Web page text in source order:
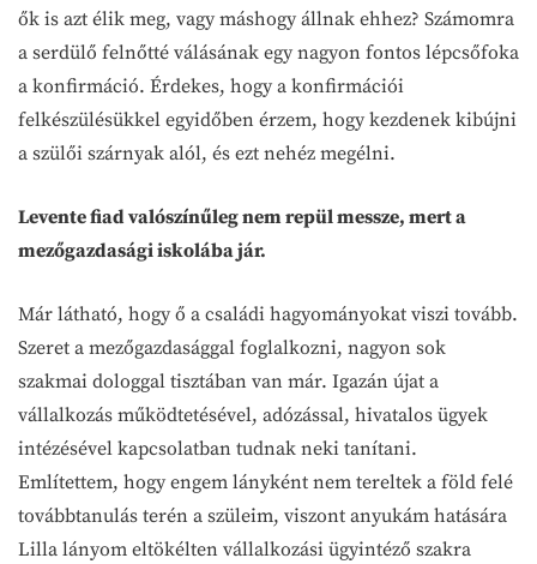
ők is azt élik meg, vagy máshogy állnak ehhez? Számomra
a serdülő felnőtté válásának egy nagyon fontos lépcsőfoka
a konfirmáció. Érdekes, hogy a konfirmációi
felkészülésükkel egyidőben érzem, hogy kezdenek kibújni
a szülői szárnyak alól, és ezt nehéz megélni.
Levente fiad valószínűleg nem repül messze, mert a
mezőgazdasági iskolába jár.
Már látható, hogy ő a családi hagyományokat viszi tovább.
Szeret a mezőgazdasággal foglalkozni, nagyon sok
szakmai dologgal tisztában van már. Igazán újat a
vállalkozás működtetésével, adózással, hivatalos ügyek
intézésével kapcsolatban tudnak neki tanítani.
Említettem, hogy engem lányként nem tereltek a föld felé
továbbtanulás terén a szüleim, viszont anyukám hatására
Lilla lányom eltökélten vállalkozási ügyintéző szakra